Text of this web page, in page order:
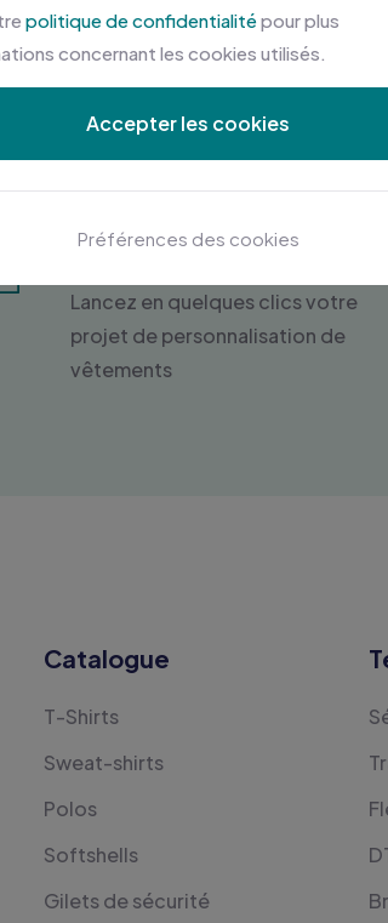
Devis gratuit en ligne
Lancez en quelques clics votre
projet de personnalisation de
vêtements
Catalogue
T-Shirts
Sweat-shirts
Polos
Softshells
Gilets de sécurité
politique de confidentialitépour plus
concernant les cookies utilisés.
Accepter les cookies
Préférences des cookies